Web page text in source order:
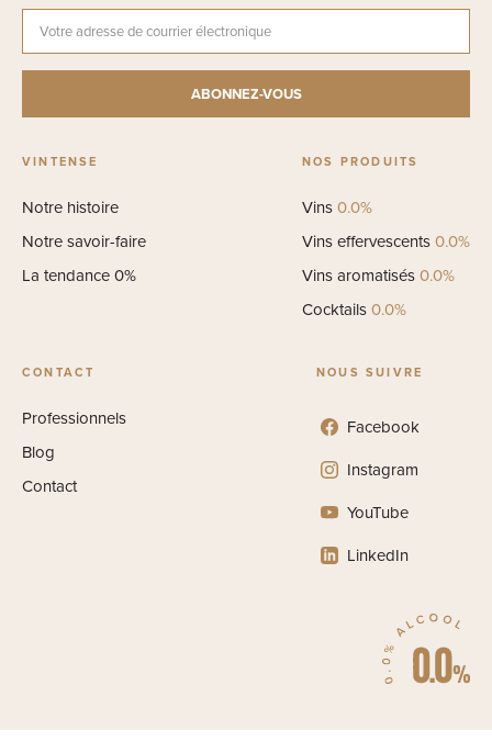
VINTENSE
Notre histoire
Notre savoir-faire
La tendance 0%
NOS PRODUITS
Vins0.0%
Vins effervescents0.0%
Vins aromatisés0.0%
Cocktails0.0%
CONTACT
Professionnels
Blog
Contact
NOUS SUIVRE
Facebook
Instagram
YouTube
LinkedIn